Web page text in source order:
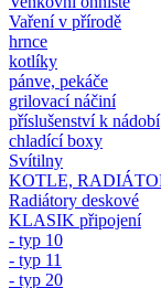
Vaření v přírodě
hrnce
kotlíky
pánve, pekáče
grilovací náčiní
příslušenství k nádobí
chladící boxy
Svítilny
KOTLE,
Radiátory deskové
KLASIK připojení
- typ 10
- typ 11
- typ 20